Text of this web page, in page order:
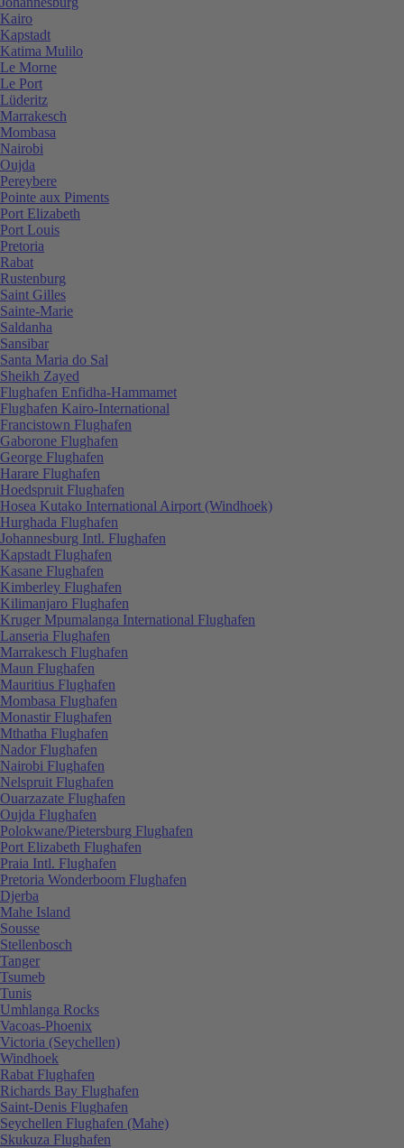
Kairo
Kapstadt
Katima Mulilo
Le Morne
Le Port
Lüderitz
Marrakesch
Mombasa
Nairobi
Oujda
Pereybere
Pointe aux Piments
Port Elizabeth
Port Louis
Pretoria
Rabat
Rustenburg
Saint Gilles
Sainte-Marie
Saldanha
Sansibar
Santa Maria do Sal
Sheikh Zayed
Flughafen Enfidha-Hammamet
Flughafen Kairo-International
Francistown Flughafen
Gaborone Flughafen
George Flughafen
Harare Flughafen
Hoedspruit Flughafen
Hosea Kutako International Airport (Windhoek)
Hurghada Flughafen
Johannesburg Intl. Flughafen
Kapstadt Flughafen
Kasane Flughafen
Kimberley Flughafen
Kilimanjaro Flughafen
Kruger Mpumalanga International Flughafen
Lanseria Flughafen
Marrakesch Flughafen
Maun Flughafen
Mauritius Flughafen
Mombasa Flughafen
Monastir Flughafen
Mthatha Flughafen
Nador Flughafen
Nairobi Flughafen
Nelspruit Flughafen
Ouarzazate Flughafen
Oujda Flughafen
Polokwane/Pietersburg Flughafen
Port Elizabeth Flughafen
Praia Intl. Flughafen
Pretoria Wonderboom Flughafen
Djerba
Mahe Island
Sousse
Stellenbosch
Tanger
Tsumeb
Tunis
Umhlanga Rocks
Vacoas-Phoenix
Victoria (Seychellen)
Windhoek
Rabat Flughafen
Richards Bay Flughafen
Saint-Denis Flughafen
Seychellen Flughafen (Mahe)
Skukuza Flughafen